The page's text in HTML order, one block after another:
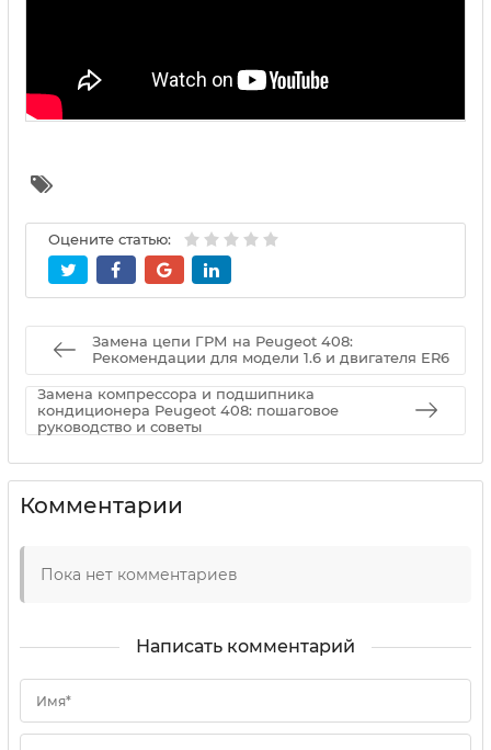
Оцените статью:
Замена цепи ГРМ на Peugeot 408:
Рекомендации для модели 1.6 и двигателя ER6
Замена компрессора и подшипника
кондиционера Peugeot 408: пошаговое
руководство и советы
Комментарии
Пока нет комментариев
Написать комментарий
Имя*